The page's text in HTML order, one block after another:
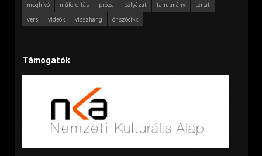
meghívó
műfordítás próza pályázat tanulmány
tárlat
vers
videók visszhang önszócikk
Támogatók